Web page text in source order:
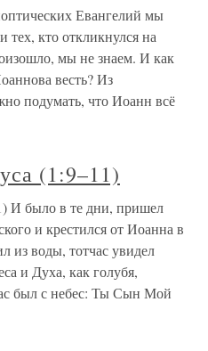
Евангелий мы
тех, кто откликнулся на
мы не знаем. И как
весть? Из
подумать, что Иоанн всё
(1:9–11)
И было в те дни, пришел
и крестился от Иоанна в
из воды, тотчас увидел
и Духа, как голубя,
был с небес: Ты Сын Мой